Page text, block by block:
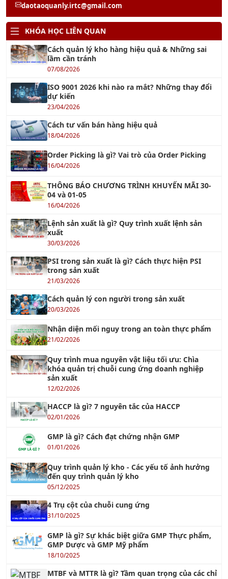
daotaoquanly.irtc@gmail.com
KHÓA HỌC LIÊN QUAN
Cách quản lý kho hàng hiệu quả & Những sai
lầm cần tránh
07/08/2026
ISO 9001 2026 khi nào ra mắt? Những thay đổi
dự kiến
23/04/2026
Cách tư vấn bán hàng hiệu quả
18/04/2026
Order Picking là gì? Vai trò của Order Picking
16/04/2026
THÔNG BÁO CHƯƠNG TRÌNH KHUYẾN MÃI 30-
04 và 01-05
16/04/2026
Lệnh sản xuất là gì? Quy trình xuất lệnh sản
xuất
30/03/2026
PSI trong sản xuất là gì? Cách thực hiện PSI
trong sản xuất
21/03/2026
Cách quản lý con người trong sản xuất
20/03/2026
Nhận diện mối nguy trong an toàn thực phẩm
21/02/2026
Quy trình mua nguyên vật liệu tối ưu: Chìa
khóa quản trị chuỗi cung ứng doanh nghiệp
sản xuất
12/02/2026
HACCP là gì? 7 nguyên tắc của HACCP
02/01/2026
GMP là gì? Cách đạt chứng nhận GMP
01/01/2026
Quy trình quản lý kho - Các yếu tố ảnh hưởng
đến quy trình quản lý kho
05/12/2025
4 Trụ cột của chuỗi cung ứng
31/10/2025
GMP là gì? Sự khác biệt giữa GMP Thực phẩm,
GMP Dược và GMP Mỹ phẩm
18/10/2025
MTBF và MTTR là gì? Tầm quan trọng của các chỉ